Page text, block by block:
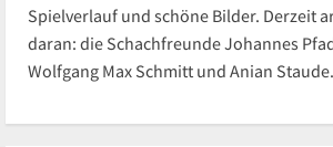
Spielverlauf und schöne Bilder. Derzeit
daran: die Schachfreunde Johannes
Wolfgang Max Schmitt und Anian